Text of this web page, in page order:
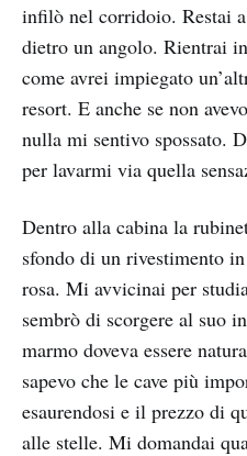
infilò nel corridoio. Restai
dietro un angolo. Rientrai
come avrei impiegato
resort. E anche se non
nulla mi sentivo spossato.
per lavarmi via quella
Dentro alla cabina la
sfondo di un rivestimento
rosa. Mi avvicinai per
sembrò di scorgere al suo
marmo doveva essere
sapevo che le cave più
esaurendosi e il prezzo di
alle stelle. Mi domandai